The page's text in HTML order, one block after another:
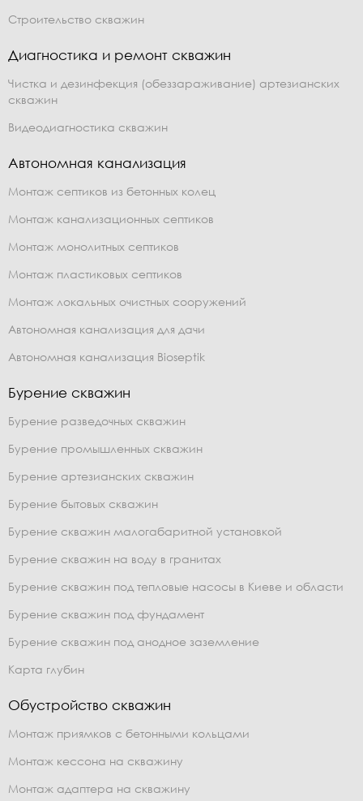
Строительство скважин
Диагностика и ремонт скважин
Чистка и дезинфекция (обеззараживание) артезианских
скважин
Видеодиагностика скважин
Автономная канализация
Монтаж септиков из бетонных колец
Монтаж канализационных септиков
Монтаж монолитных септиков
Монтаж пластиковых септиков
Монтаж локальных очистных сооружений
Автономная канализация для дачи
Автономная канализация Bioseptik
Бурение скважин
Бурение разведочных скважин
Бурение промышленных скважин
Бурение артезианских скважин
Бурение бытовых скважин
Бурение скважин малогабаритной установкой
Бурение скважин на воду в гранитах
Бурение скважин под тепловые насосы в Киеве и области
Бурение скважин под фундамент
Бурение скважин под анодное заземление
Карта глубин
Обустройство скважин
Монтаж приямков с бетонными кольцами
Монтаж кессона на скважину
Монтаж адаптера на скважину